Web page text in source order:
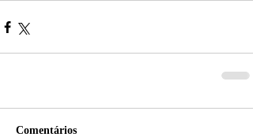
Comentários